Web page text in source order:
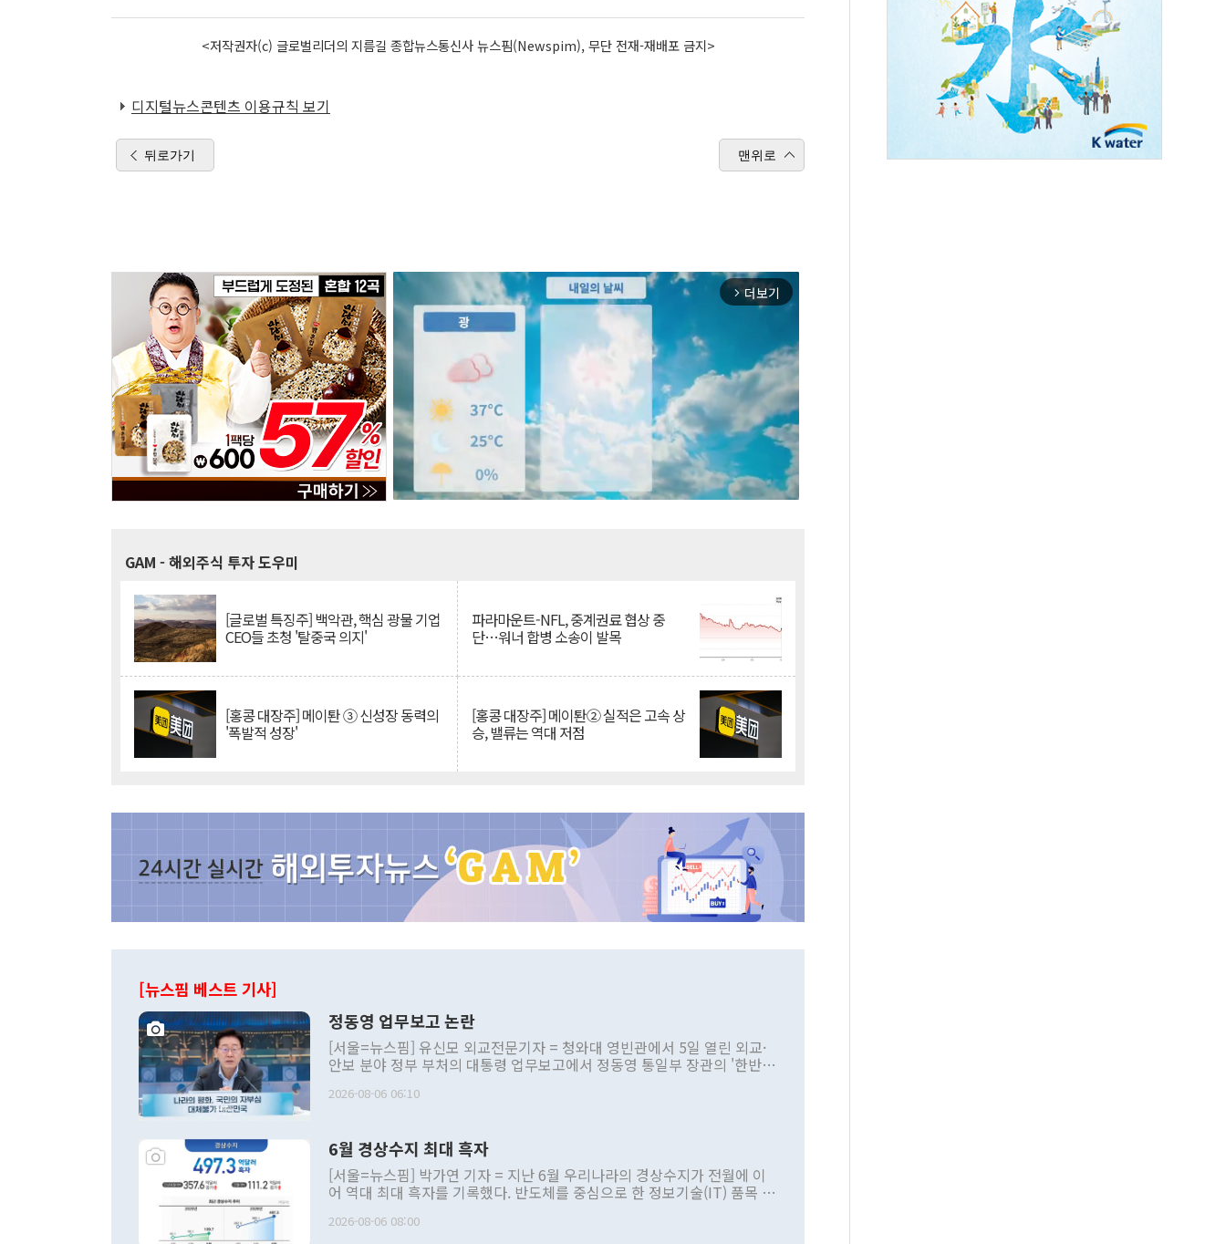
<저작권자(c) 글로벌리더의 지름길 종합뉴스통신사 뉴스핌(Newspim), 무단 전재-재배포 금지>
디지털뉴스콘텐츠 이용규칙 보기
뒤로가기 맨위로
arrow_forward_ios 더보기
GAM - 해외주식 투자 도우미
[글로벌 특징주] 백악관, 핵심 광물 기업
CEO들 초청 '탈중국 의지'
파라마운트-NFL, 중계권료 협상 중
단…워너 합병 소송이 발목
[홍콩 대장주] 메이퇀 ③ 신성장 동력의
'폭발적 성장'
[홍콩 대장주] 메이퇀② 실적은 고속 상
승, 밸류는 역대 저점
[뉴스핌 베스트 기사]
정동영 업무보고 논란
[서울=뉴스핌] 유신모 외교전문기자 = 청와대 영빈관에서 5일 열린 외교·
안보 분야 정부 부처의 대통령 업무보고에서 정동영 통일부 장관의 '한반도
발언 중에는 정부 내 조율을 거치지 않은 사안을 정책으로 추진하겠다고 공
주의적 희망에 근거한 비현실적 구상'이라는 비판을 내놨다. 그동안 정 장
관의 대북 정책 관련 발언이 물의를 빚은 적은 여러 번 있지만 대통령과 유
관 부처 장관이 공개적으로 부정적 입장을 표명한 것은 이례적이다. 정 장
관의 무리한 대북 접근법과 월권을 제어해야 한다는 목소리도 높아지고 있
다. [정동영 통일부 장관이 지난달 23일 오후 서울 종로구 정부서울청사에
2026-08-06 06:10
6월 경상수지 최대 흑자
[서울=뉴스핌] 박가연 기자 = 지난 6월 우리나라의 경상수지가 전월에 이
어 역대 최대 흑자를 기록했다. 반도체를 중심으로 한 정보기술(IT) 품목 수
료=한국은행] 한국은행이 6일 발표한 '2026년 6월 국제수지(잠정)'에 따르
2026-08-06 08:00